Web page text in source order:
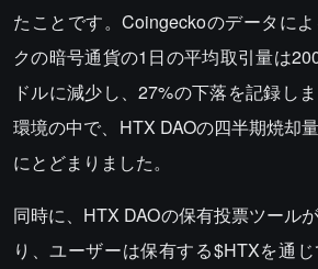
たことです。Coingeckoのデータに
クの暗号通貨の1日の平均取引量は
ドルに減少し、27%の下落を記録し
環境の中で、HTX DAOの四半期焼却
にとどまりました。
同時に、HTX DAOの保有投票ツール
り、ユーザーは保有する$HTXを通